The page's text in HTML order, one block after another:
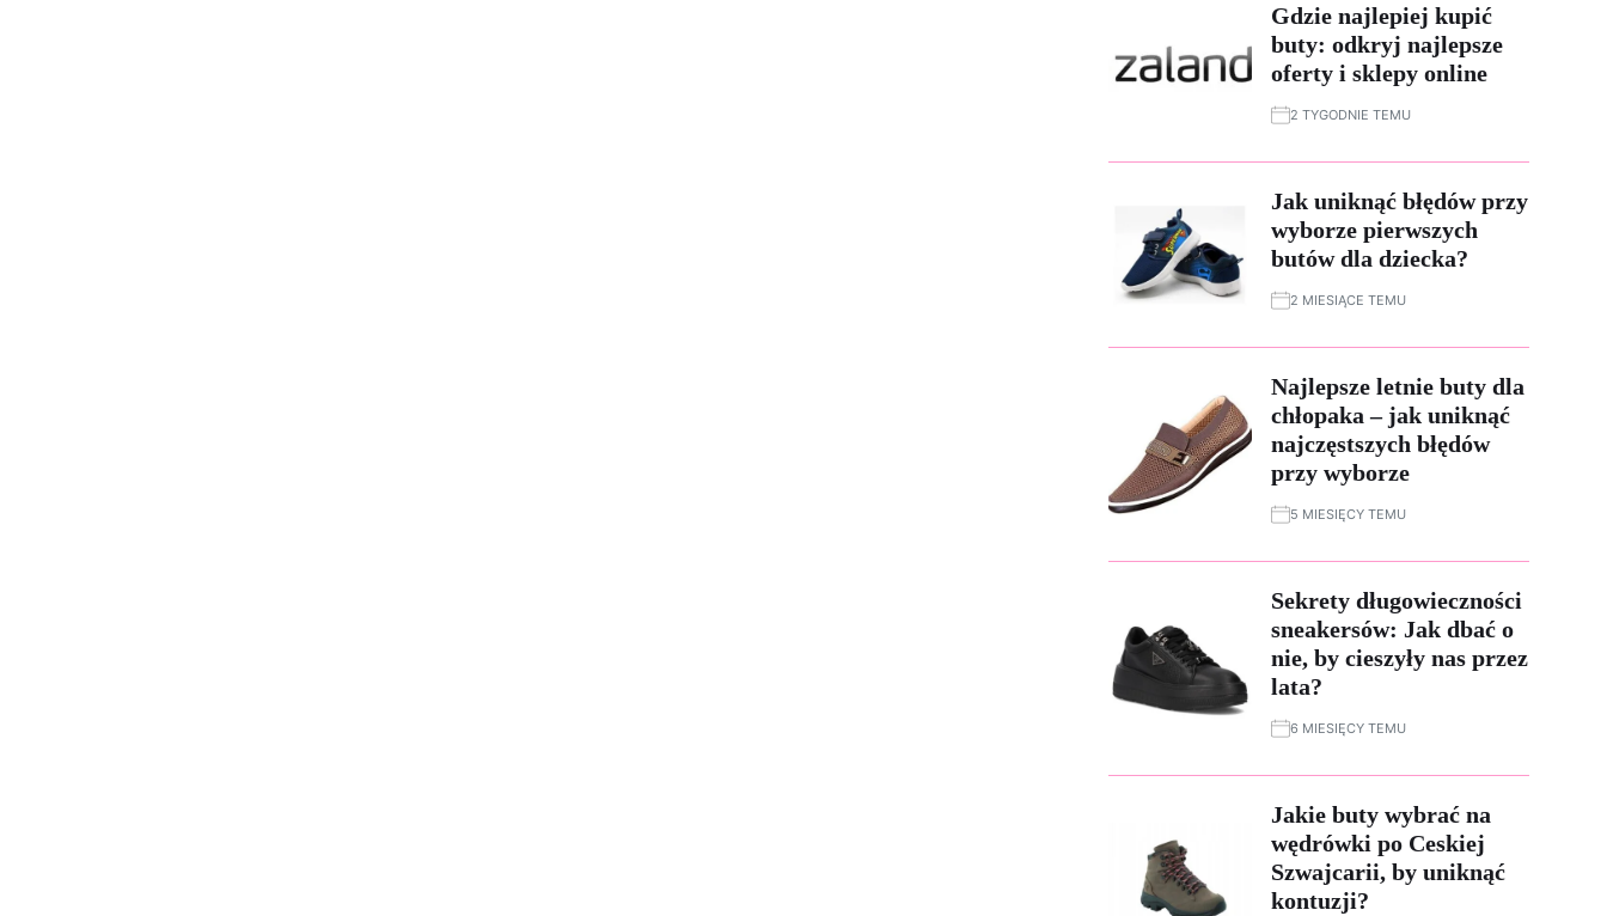
Gdzie najlepiej kupić
buty: odkryj najlepsze
oferty i sklepy online
2 TYGODNIE TEMU
Jak uniknąć błędów przy
wyborze pierwszych
butów dla dziecka?
2 MIESIĄCE TEMU
Najlepsze letnie buty dla
chłopaka – jak uniknąć
najczęstszych błędów
przy wyborze
5 MIESIĘCY TEMU
Sekrety długowieczności
sneakersów: Jak dbać o
nie, by cieszyły nas przez
lata?
6 MIESIĘCY TEMU
Jakie buty wybrać na
wędrówki po Ceskiej
Szwajcarii, by uniknąć
kontuzji?